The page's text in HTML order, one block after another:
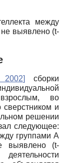
между
выявлено (t-
2002] сборки
во
и
решении
следующее:
группами А
выявлено (t-